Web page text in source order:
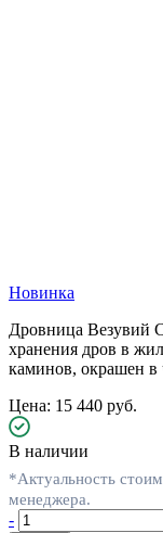
Новинка
Дровница Везувий
хранения дров в
каминов, окрашен в
Цена: 15 440 руб.
В наличии
*Актуальность
менеджера.
-